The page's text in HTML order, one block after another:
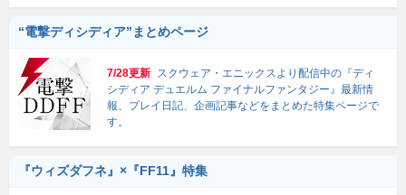
“電撃ディシディア”まとめページ
7/28更新
スクウェア・エニックスより配信中の『ディ
シディア デュエルム ファイナルファンタジー』最新情
報、プレイ日記、企画記事などをまとめた特集ページで
す。
『ウィズダフネ』×『FF11』特集